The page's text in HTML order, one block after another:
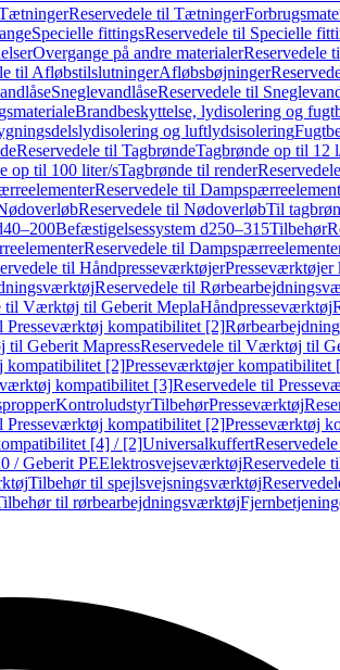
Reservedele til Tætninger
Specielle fittingsReservedele til Specielle
Overgange på andre materialerReservedele
til AfløbstilslutningerAfløbsbøjninger
SneglevandlåseReservedele til
Brandbeskyttelse, lydisolering og
og luftlydsisolering
Reservedele til TagbrøndeTagbrønde op til 12
op til 100 liter/sTagbrønde til render
Reservedele til
Reservedele til NødoverløbTil
Befæstigelsessystem d250–315Tilbehør
Reservedele til
til Håndpresseværktøjer
Reservedele til
til Værktøj til Geberit MeplaHåndpresseværktøj
Presseværktøj kompatibilitet [2]
Geberit MapressReservedele til Værktøj til
kompatibilitet [2]Presseværktøjer kompatibilitet
kompatibilitet [3]Reservedele til
KontroludstyrTilbehørPresseværktøj
Presseværktøj kompatibilitet [2]Presseværktøj
[4] / [2]Universalkuffert
/ Geberit PEElektrosvejseværktøjReservedele
Tilbehør til spejlsvejsningsværktøj
til rørbearbejdningsværktøj